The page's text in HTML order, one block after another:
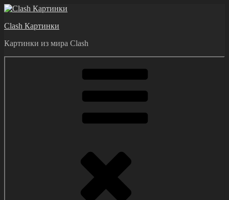
Перейти
содержимому
Clash Картинки
Картинки из мира Clash